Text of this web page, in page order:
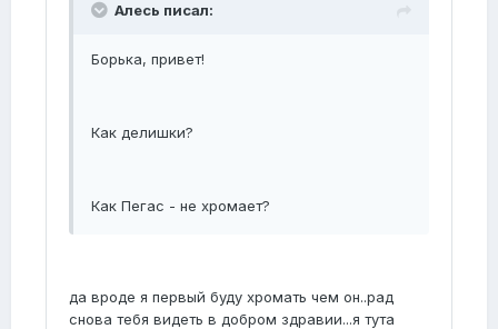
Алесь писал:
Борька, привет!
Как делишки?
Как Пегас - не хромает?
да вроде я первый буду хромать чем он..рад
снова тебя видеть в добром здравии...я тута